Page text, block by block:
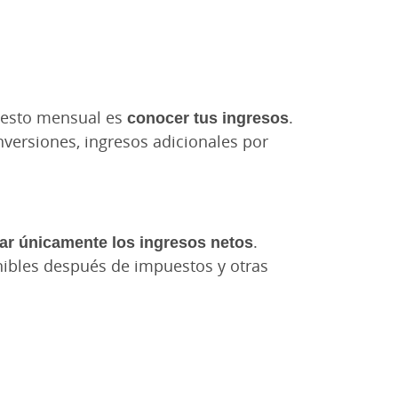
mensual es conocer tus ingresos.
ingresos adicionales por
únicamente los ingresos netos.
después de impuestos y otras